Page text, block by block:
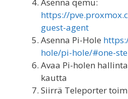
https://
guest-agent
Asenna Pi-Hole
hole/pi-hole/#one-
Avaa Pi-holen
kautta
Siirrä Teleporter